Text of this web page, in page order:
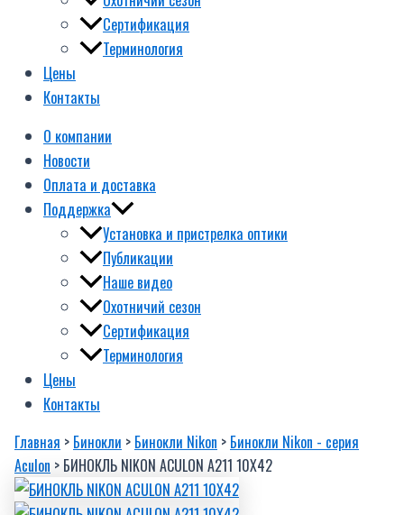
Сертификация
Терминология
Цены
Контакты
О компании
Новости
Оплата и доставка
Поддержка
Установка и пристрелка оптики
Публикации
Наше видео
Охотничий сезон
Сертификация
Терминология
Цены
Контакты
Главная > Бинокли > Бинокли Nikon > Бинокли Nikon - серия
Aculon > БИНОКЛЬ NIKON ACULON A211 10X42